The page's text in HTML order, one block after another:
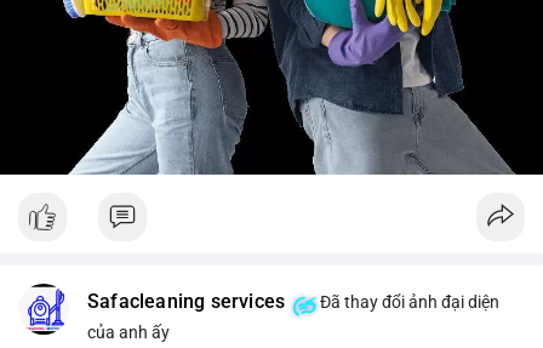
Safacleaning services
Đã thay đổi ảnh đại diện
của anh ấy